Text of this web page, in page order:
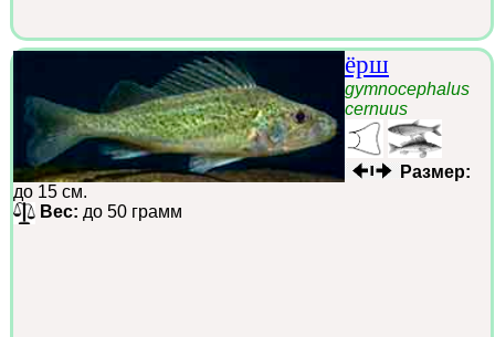
ёрш
gymnocephalus
cernuus
Размер:
до 15 см.
Вес: до 50 грамм